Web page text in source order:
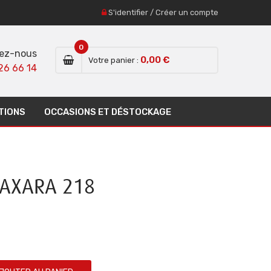
S'identifier / Créer un compte
nous
66 14
Votre panier :
0
0,00 €
OCCASIONS ET DÉSTOCKAGE
218